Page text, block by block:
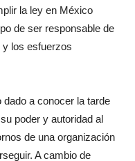
la ley en México
de ser responsable de
los esfuerzos
a conocer la tarde
poder y autoridad al
de una organización
A cambio de